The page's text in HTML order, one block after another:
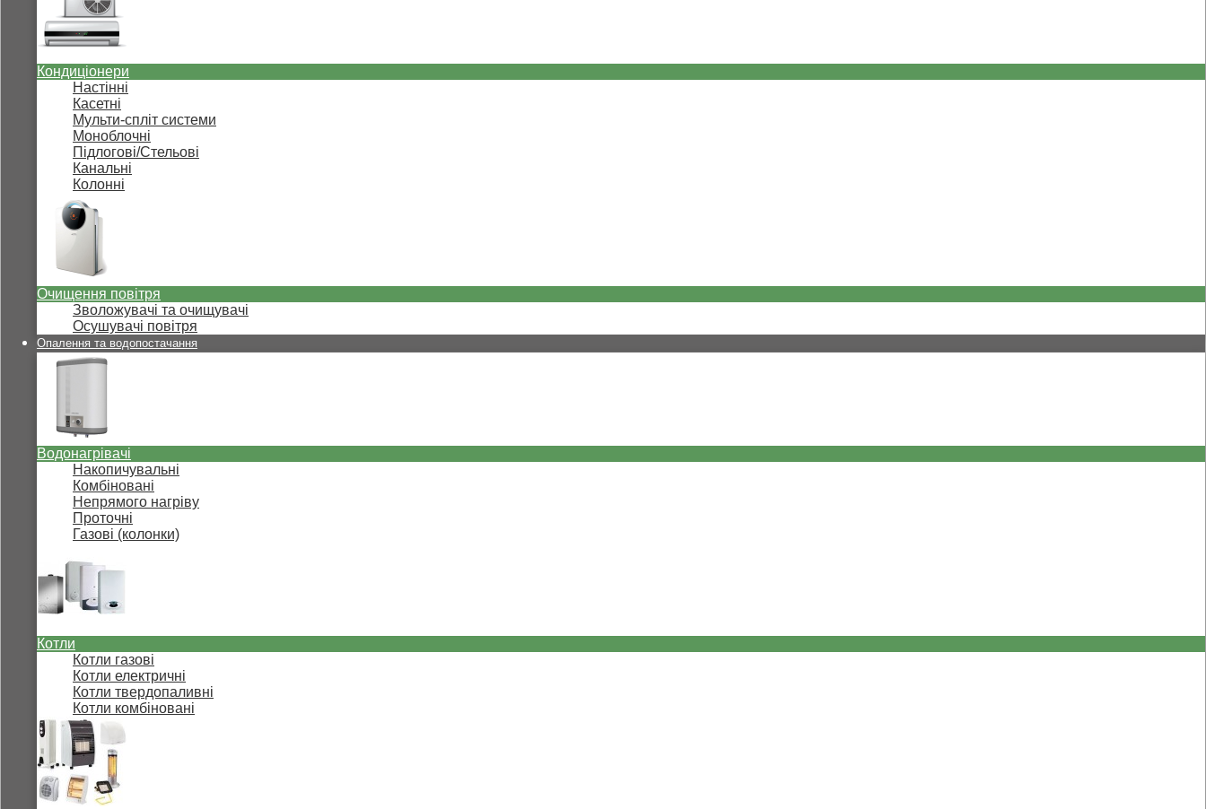
Кондиціонери
Настінні
Касетні
Мульти-спліт системи
Моноблочні
Підлогові/Стельові
Канальні
Колонні
Очищення повітря
Зволожувачі та очищувачі
Осушувачі повітря
Опалення та водопостачання
Водонагрівачі
Накопичувальні
Комбіновані
Непрямого нагріву
Проточні
Газові (колонки)
Котли
Котли газові
Котли електричні
Котли твердопаливні
Котли комбіновані